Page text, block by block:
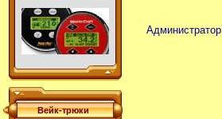
Вейк-трюки
Администратор